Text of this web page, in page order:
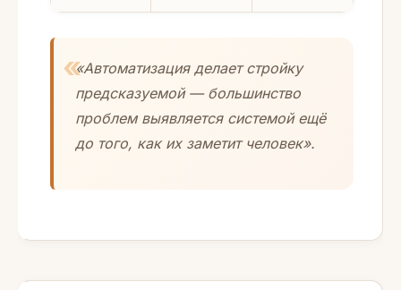
«Автоматизация делает стройку
предсказуемой — большинство
проблем выявляется системой ещё
до того, как их заметит человек».